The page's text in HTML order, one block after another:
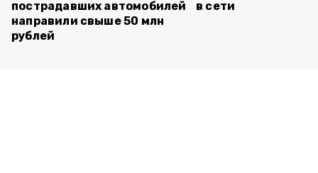
пострадавших автомобилей
направили свыше 50 млн
рублей
в сети